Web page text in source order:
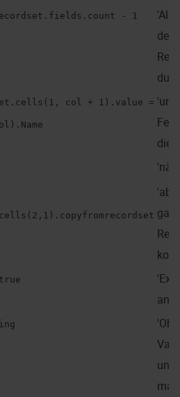
- 1
'Alle
des
col + 1).value =
die
'ab